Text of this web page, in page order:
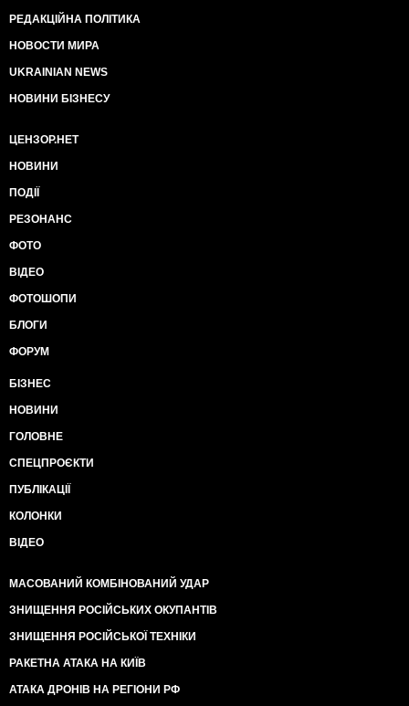
РЕДАКЦІЙНА ПОЛІТИКА
НОВОСТИ МИРА
UKRAINIAN NEWS
НОВИНИ БІЗНЕСУ
ЦЕНЗОР.НЕТ
НОВИНИ
ПОДІЇ
РЕЗОНАНС
ФОТО
ВІДЕО
ФОТОШОПИ
БЛОГИ
ФОРУМ
БІЗНЕС
НОВИНИ
ГОЛОВНЕ
СПЕЦПРОЄКТИ
ПУБЛІКАЦІЇ
КОЛОНКИ
ВІДЕО
МАСОВАНИЙ КОМБІНОВАНИЙ УДАР
ЗНИЩЕННЯ РОСІЙСЬКИХ ОКУПАНТІВ
ЗНИЩЕННЯ РОСІЙСЬКОЇ ТЕХНІКИ
РАКЕТНА АТАКА НА КИЇВ
АТАКА ДРОНІВ НА РЕГІОНИ РФ